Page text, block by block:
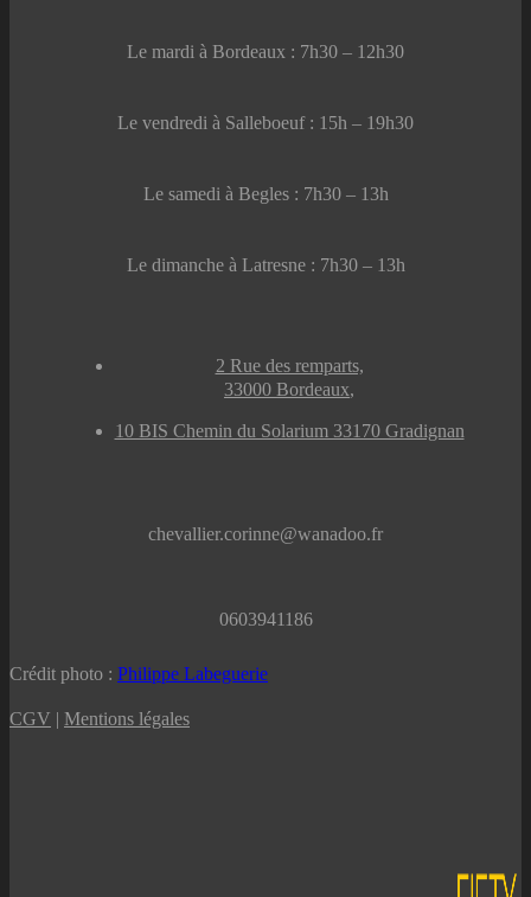
Le mardi à Bordeaux : 7h30 – 12h30
Le vendredi à Salleboeuf : 15h – 19h30
Le samedi à Begles : 7h30 – 13h
Le dimanche à Latresne : 7h30 – 13h
2 Rue des remparts,
33000 Bordeaux,
10 BIS Chemin du Solarium 33170 Gradignan
chevallier.corinne@wanadoo.fr
0603941186
Crédit photo : Philippe Labeguerie
CGV | Mentions légales